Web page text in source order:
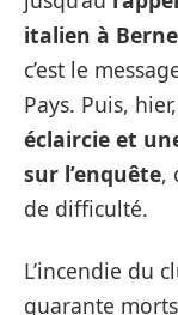
italien à Berne
c’est le
Pays. Puis,
éclaircie et
sur l’enquête,
de difficulté.
L’incendie du
quarante